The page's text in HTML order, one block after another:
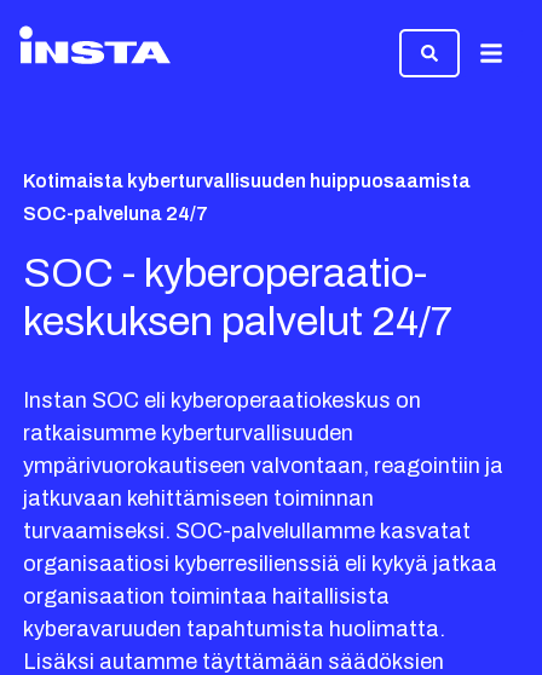
Kotimaista kyberturvallisuuden huippuosaamista
SOC-palveluna 24/7
SOC - kyber­operaatio­
keskuksen palvelut 24/7
Instan SOC eli kyberoperaatiokeskus on
ratkaisumme kyberturvallisuuden
ympärivuorokautiseen valvontaan, reagointiin ja
jatkuvaan kehittämiseen toiminnan
turvaamiseksi. SOC-palvelullamme kasvatat
organisaatiosi kyberresilienssiä eli kykyä jatkaa
organisaation toimintaa haitallisista
kyberavaruuden tapahtumista huolimatta.
Lisäksi autamme täyttämään säädöksien